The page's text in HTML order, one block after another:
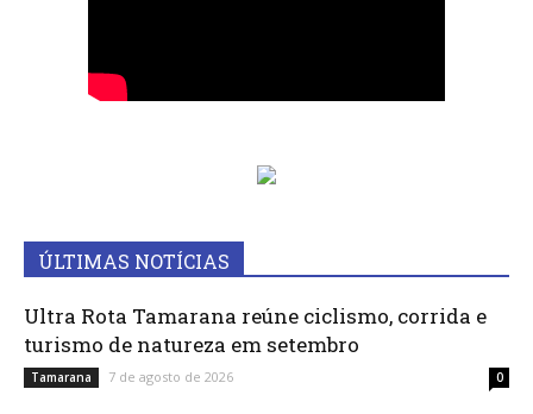
ÚLTIMAS NOTÍCIAS
Ultra Rota Tamarana reúne ciclismo, corrida e
turismo de natureza em setembro
Tamarana 7 de agosto de 2026 0